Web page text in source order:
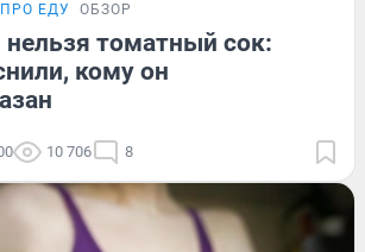
ЕДУ ОБЗОР
томатный сок:
кому он
10 706 8